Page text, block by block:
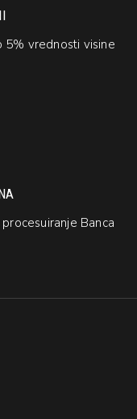
5% vrednosti visine
Banca